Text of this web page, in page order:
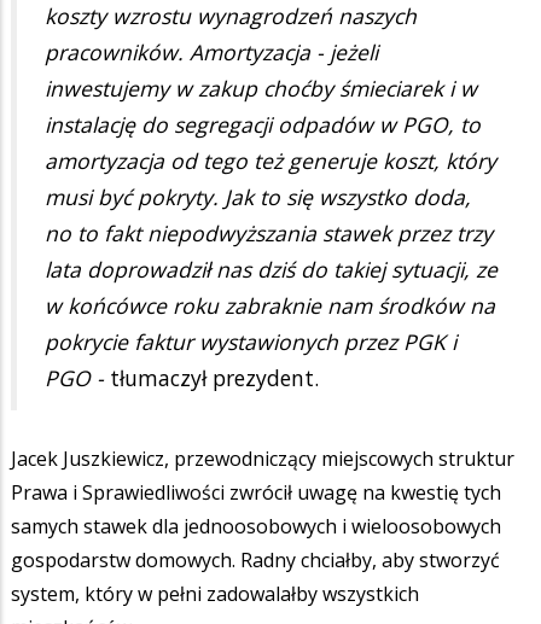
koszty wzrostu wynagrodzeń naszych
pracowników. Amortyzacja - jeżeli
inwestujemy w zakup choćby śmieciarek i w
instalację do segregacji odpadów w PGO, to
amortyzacja od tego też generuje koszt, który
musi być pokryty. Jak to się wszystko doda,
no to fakt niepodwyższania stawek przez trzy
lata doprowadził nas dziś do takiej sytuacji, ze
w końcówce roku zabraknie nam środków na
pokrycie faktur wystawionych przez PGK i
PGO - tłumaczył prezydent.
Jacek Juszkiewicz, przewodniczący miejscowych struktur
Prawa i Sprawiedliwości zwrócił uwagę na kwestię tych
samych stawek dla jednoosobowych i wieloosobowych
gospodarstw domowych. Radny chciałby, aby stworzyć
system, który w pełni zadowalałby wszystkich